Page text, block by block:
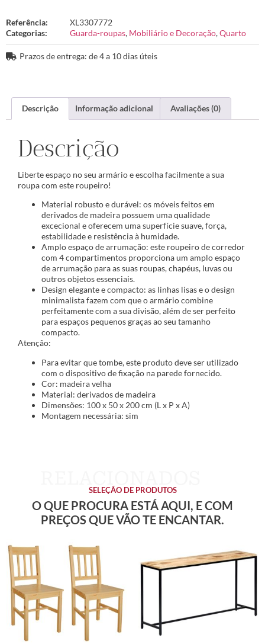
Referência:
XL3307772
Categorias:
Guarda-roupas, Mobiliário e Decoração,Quarto
Prazos de entrega: de 4 a 10 dias úteis
Descrição Informação adicional Avaliações (0)
Descrição
Liberte espaço no seu armário e escolha facilmente a sua
roupa com este roupeiro!
Material robusto e durável: os móveis feitos em
derivados de madeira possuem uma qualidade
excecional e oferecem uma superfície suave, força,
estabilidade e resistência à humidade.
Amplo espaço de arrumação: este roupeiro de corredor
com 4 compartimentos proporciona um amplo espaço
de arrumação para as suas roupas, chapéus, luvas ou
outros objetos essenciais.
Design elegante e compacto: as linhas lisas e o design
minimalista fazem com que o armário combine
perfeitamente com a sua divisão, além de ser perfeito
para espaços pequenos graças ao seu tamanho
compacto.
Atenção:
Para evitar que tombe, este produto deve ser utilizado
com o dispositivo de fixação na parede fornecido.
Cor: madeira velha
Material: derivados de madeira
Dimensões: 100 x 50 x 200 cm (L x P x A)
Montagem necessária: sim
SELEÇÃO DE PRODUTOS
O QUE PROCURA ESTÁ AQUI, E COM
PREÇOS QUE VÃO TE ENCANTAR.